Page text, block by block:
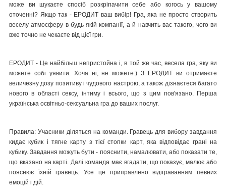
може ви шукаєте спосіб розкріпачити себе або когось у вашому
оточенні? Якщо так - ЕРОДИТ ваш вибір! Гра, яка не просто створить
веселу атмосферу в будь-якій компанії, а й навчить вас такого, чого ви
вже точно не чекаєте від цієї гри.
ЕРОДИТ - Це найбільш непристойна і, в той же час, весела гра, яку ви
можете собі уявити. Хоча ні, не можете:) З ЕРОДИТ ви отримаєте
величезну дозу позитиву і чудового настрою, а також дізнаєтеся багато
нового в області сексу, інтиму і всього, що з цим пов'язано. Перша
українська освітньо-сексуальна гра до ваших послуг.
Правила: Учасники діляться на команди. Гравець для вибору завдання
кидає кубик і тягне карту з тієї стопки карт, яка відповідає грані на
кубику. Завдання можуть бути - пояснити, намалювати, або показати те,
що вказано на карті. Далі команда має вгадати, що показує, малює або
пояснює їхній гравець. Усе це приправлено відіграванням певних
емоцій і дій.